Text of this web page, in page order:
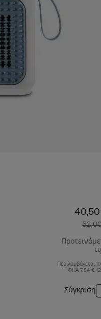
Περιλαμβάνεται
ΦΠΑ 7,84 €
Σύγκριση